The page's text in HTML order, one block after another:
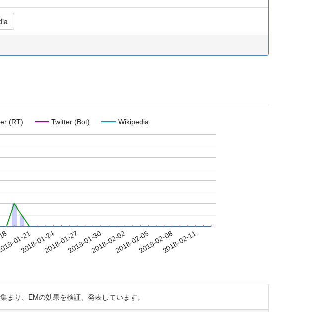
(RT) Twitter (Bot) Wikipedia
01-21
2018-01-242018-01-272018-01-302018-02-022018-02-052018-02-082018-02-11
り、EMの効果を検証、発表しています。